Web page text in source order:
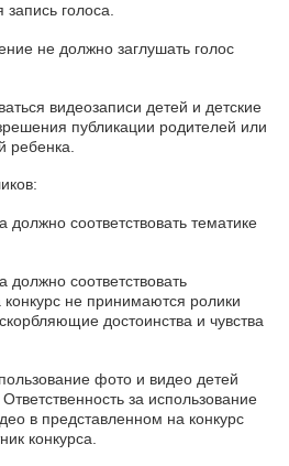
голоса.
не должно заглушать голос
видеозаписи детей и детские
публикации родителей или
ребенка.
соответствовать тематике
соответствовать
не принимаются ролики
достоинства и чувства
фото и видео детей
за использование
в представленном на конкурс
конкурса.